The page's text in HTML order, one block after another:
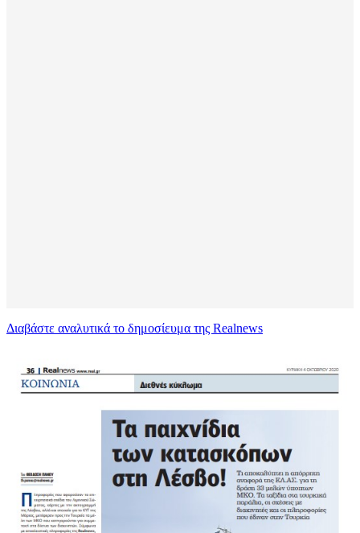
Διαβάστε αναλυτικά το δημοσίευμα της Realnews